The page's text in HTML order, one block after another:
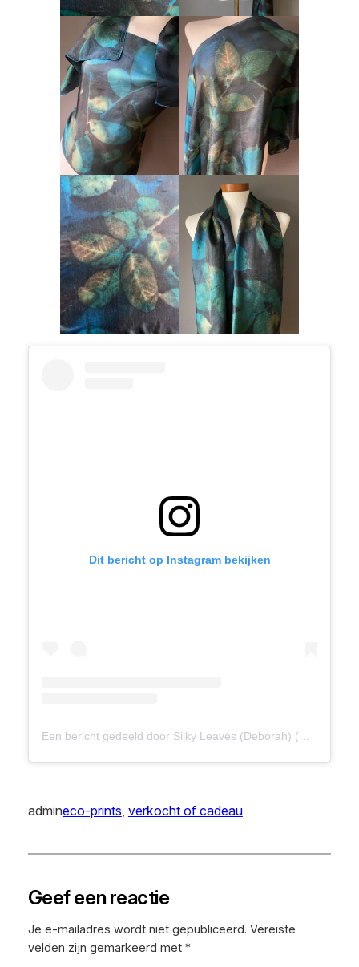
Dit bericht op Instagram bekijken
admineco-prints, verkocht of cadeau
Geef een reactie
Je e-mailadres wordt niet gepubliceerd. Vereiste
velden zijn gemarkeerd met *